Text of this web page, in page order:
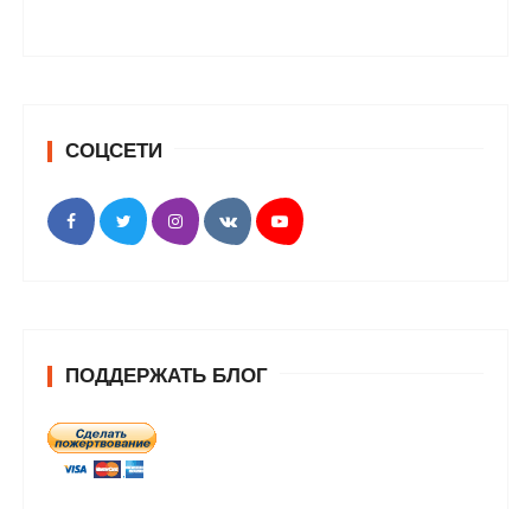
СОЦСЕТИ
ПОДДЕРЖАТЬ БЛОГ